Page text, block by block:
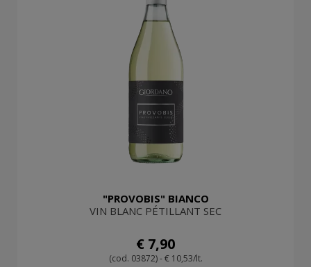
"PROVOBIS" BIANCO
VIN BLANC PÉTILLANT SEC
€ 7,90
(cod. 03872) - € 10,53/lt.